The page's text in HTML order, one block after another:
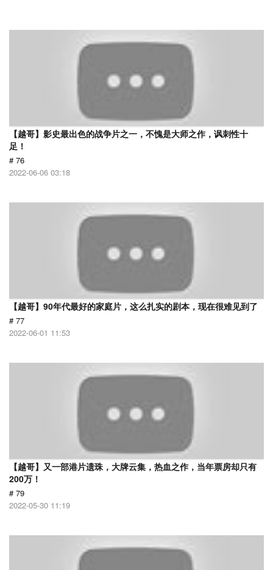
【越哥】影史最出色的战争片之一，不愧是大师之作，讽刺性十
足！
# 76
2022-06-06 03:18
【越哥】90年代最好的家庭片，这么扎实的剧本，现在很难见到了
# 77
2022-06-01 11:53
【越哥】又一部港片遗珠，大牌云集，热血之作，当年票房却只有
200万！
# 79
2022-05-30 11:19